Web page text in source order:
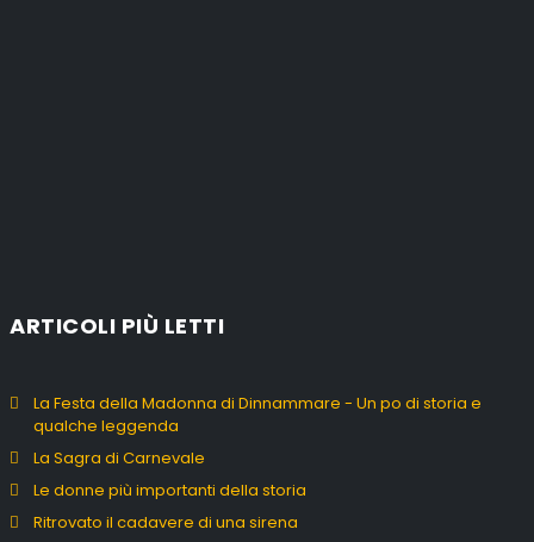
ARTICOLI PIÙ LETTI
La Festa della Madonna di Dinnammare - Un po di storia e
qualche leggenda
La Sagra di Carnevale
Le donne più importanti della storia
Ritrovato il cadavere di una sirena